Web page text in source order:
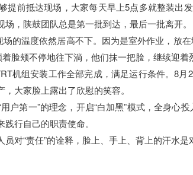
提前抵达现场，大家每天早上5点多就整装出
，陕鼓团队总是第一批到达，最后一批离开。
场的温度依然居高不下。因为是室外作业，放
脸颊不停地往下淌，他们抹一把脸，继续迎着
机组安装工作全部完成，满足运行条件。8
大家脸上露出了欣慰的笑容。
户第一”的理念，开启“白加黑”模式，全身心
行自己的职责使命。
对“责任”的诠释，脸上、手上、背上的汗水是对